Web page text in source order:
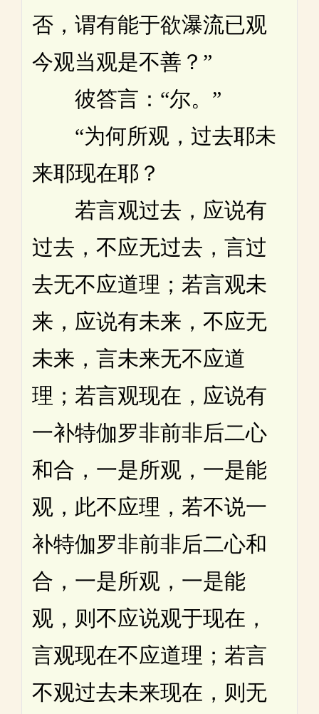
否，谓有能于欲瀑流已观
今观当观是不善？”
彼答言：“尔。”
“为何所观，过去耶未
来耶现在耶？
若言观过去，应说有
过去，不应无过去，言过
去无不应道理；若言观未
来，应说有未来，不应无
未来，言未来无不应道
理；若言观现在，应说有
一补特伽罗非前非后二心
和合，一是所观，一是能
观，此不应理，若不说一
补特伽罗非前非后二心和
合，一是所观，一是能
观，则不应说观于现在，
言观现在不应道理；若言
不观过去未来现在，则无